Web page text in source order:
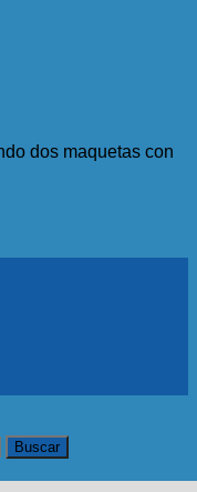
dos maquetas con